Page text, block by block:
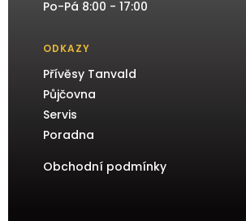
Po-Pá 8:00 - 17:00
ODKAZY
Přívěsy Tanvald
Půjčovna
Servis
Poradna
Obchodní podmínky